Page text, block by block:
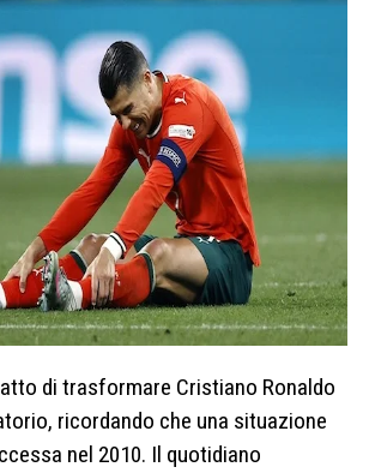
di trasformare Cristiano Ronaldo
ricordando che una situazione
nel 2010. Il quotidiano